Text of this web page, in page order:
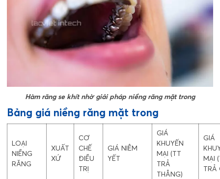
Hàm răng se khít nhờ giải pháp niềng răng mặt trong
Bảng giá niềng răng mặt trong
LOẠI
NIỀNG
RĂNG
XUẤT
XỨ
CƠ
CHẾ
ĐIỀU
TRỊ
GIÁ NIÊM
YẾT
GIÁ
KHUYẾN
MẠI (TT
TRẢ
THẲNG)
GIÁ
MẠI
TRẢ